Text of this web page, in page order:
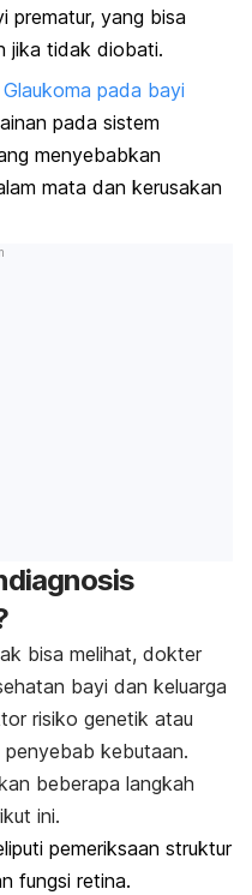
prematur, yang bisa
jika tidak diobati.
Glaukoma pada bayi
pada sistem
menyebabkan
mata dan kerusakan
bisa melihat, dokter
bayi dan keluarga
risiko genetik atau
kebutaan.
beberapa langkah
ini.
pemeriksaan struktur
fungsi retina.